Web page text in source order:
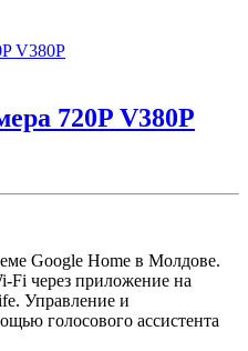
720P V380P
Google Home в Молдове.
Fi через приложение на
Управление и
голосового ассистента